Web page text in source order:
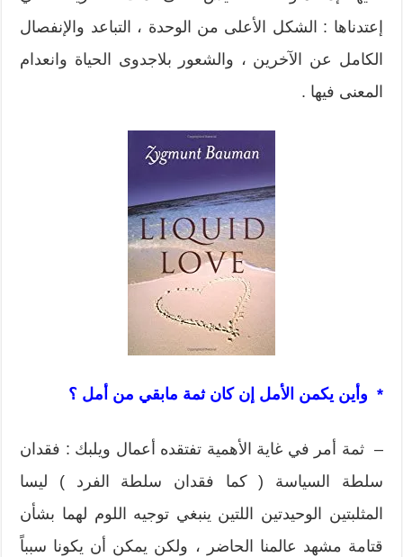
إعتدناها : الشكل الأعلى من الوحدة ، التباعد والإنفصال
الكامل عن الآخرين ، والشعور بلاجدوى الحياة وانعدام
المعنى فيها .
* وأين يكمن الأمل إن كان ثمة مابقي من أمل ؟
– ثمة أمر في غاية الأهمية تفتقده أعمال ويلبك : فقدان
سلطة السياسة ( كما فقدان سلطة الفرد ) ليسا
المثلبتين الوحيدتين اللتين ينبغي توجيه اللوم لهما بشأن
قتامة مشهد عالمنا الحاضر ، ولكن يمكن أن يكونا سبباً